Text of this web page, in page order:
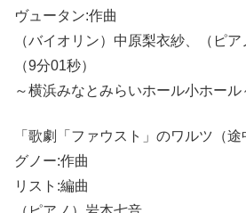
ヴュータン:作曲
（バイオリン）中原梨衣紗、（ピ
（9分01秒）
～横浜みなとみらいホール小ホール
「歌劇「ファウスト」のワルツ（途
グノー:作曲
リスト:編曲